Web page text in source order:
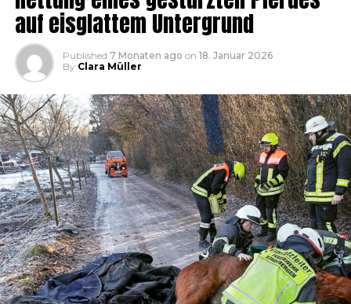
auf eisglattem Untergrund
Published 7 Monaten ago on 18. Januar 2026
By Clara Müller